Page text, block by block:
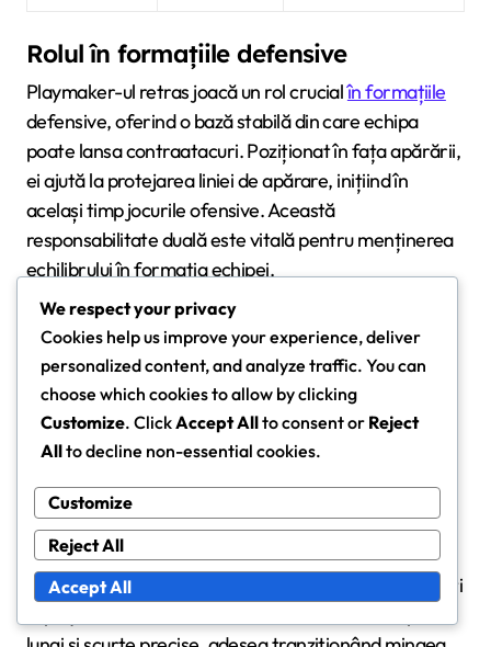
Rolul în formațiile defensive
Playmaker-ul retras joacă un rol crucialîn formațiile
defensive, oferind o bază stabilă din care echipa
poate lansa contraatacuri. Poziționat în fața apărării,
ei ajută la protejarea liniei de apărare, inițiind în
același timp jocurile ofensive. Această
responsabilitate duală este vitală pentru menținerea
echilibrului în formația echipei.
În formații precum 4-2-3-1 sau 4-1-4-1, playmaker-ul
retras acționează adesea ca pivot, conectând
apărarea cu mijlocul și atacanții. Capacitatea lor de a
citi jocul le permite să intercepteze pasele și să
perturbe jocul adversarului, făcându-i esențiali în
configurațiile defensive.
Abilitățile de distribuție
Distribuția este un semn distinctiv al setului de abilități
We respect your privacy
Cookies help us improve your experience, deliver
personalized content, and analyze traffic. You can
choose which cookies to allow by clicking
Customize. ClickAccept Allto consent or Reject
Allto decline non-essential cookies.
Customize
Reject All
Accept All